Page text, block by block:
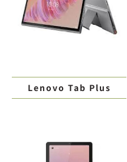
Lenovo Tab Plus